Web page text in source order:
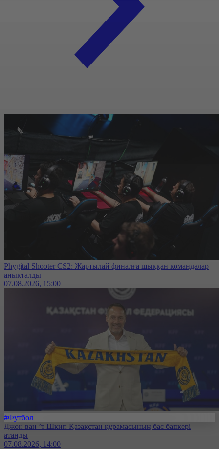
Phygital Shooter CS2: Жартылай финалға шыққан командалар
анықталды
07.08.2026, 15:00
#Футбол
Джон ван ’т Шкип Қазақстан құрамасының бас бапкері
атанды
07.08.2026, 14:00